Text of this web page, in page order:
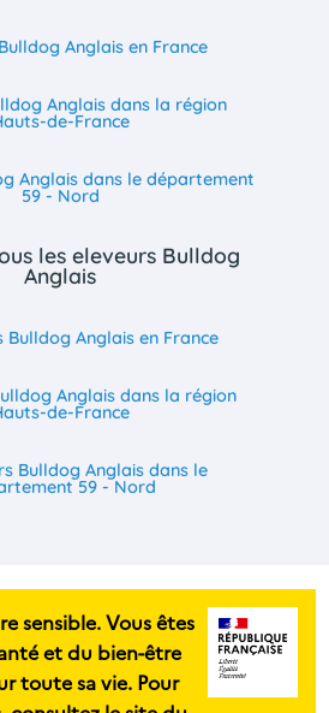
Anglais en France
Anglais dans la région
de-France
Anglais dans le département
59 - Nord
les eleveurs Bulldog
Anglais
Bulldog Anglais en France
Anglais dans la région
de-France
Bulldog Anglais dans le
59 - Nord
sensible. Vous êtes
et du bien-être
toute sa vie. Pour